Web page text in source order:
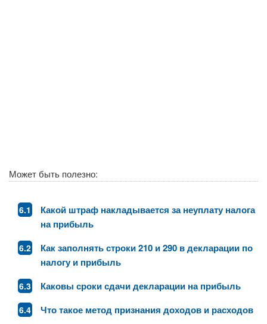
Может быть полезно:
Какой штраф накладывается за неуплату налога
на прибыль
Как заполнять строки 210 и 290 в декларации по
налогу и прибыль
Каковы сроки сдачи декларации на прибыль
Что такое метод признания доходов и расходов